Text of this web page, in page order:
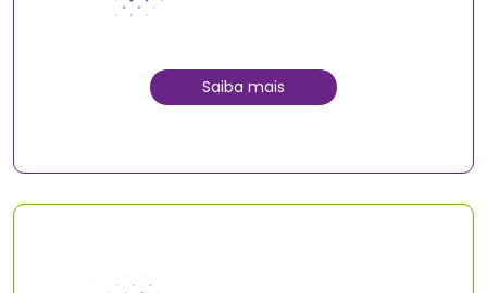
Saiba mais